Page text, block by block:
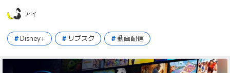
アイ
Disney+ サブスク 動画配信